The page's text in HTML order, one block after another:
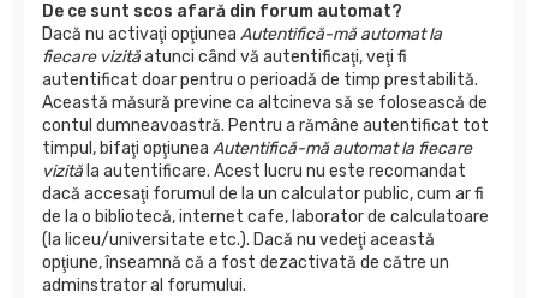
De ce sunt scos afară din forum automat?
Dacă nu activaţi opţiunea Autentifică-mă automat la
fiecare vizităatunci când vă autentificaţi, veţi fi
autentificat doar pentru o perioadă de timp prestabilită.
Această măsură previne ca altcineva să se folosească de
contul dumneavoastră. Pentru a rămâne autentificat tot
timpul, bifaţi opţiunea Autentifică-mă automat la fiecare
vizită la autentificare. Acest lucru nu este recomandat
dacă accesaţi forumul de la un calculator public, cum ar fi
de la o bibliotecă, internet cafe, laborator de calculatoare
(la liceu/universitate etc.). Dacă nu vedeţi această
opţiune, înseamnă că a fost dezactivată de către un
adminstrator al forumului.